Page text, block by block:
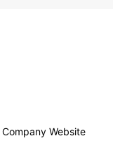
Website